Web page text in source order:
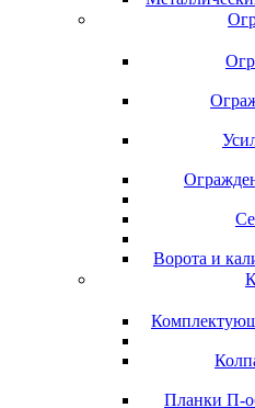
Ворота и
Планки П-